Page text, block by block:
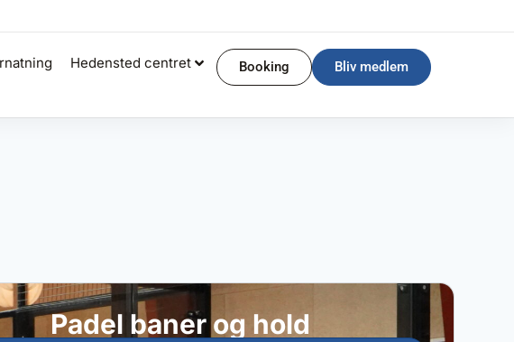
Hedensted centret Booking Bliv medlem
Padel baner og hold